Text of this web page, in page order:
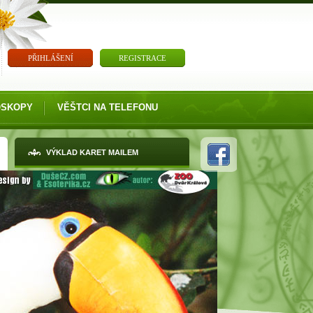
PŘIHLÁŠENÍ REGISTRACE
VĚŠTCI NA TELEFONU
VÝKLAD KARET MAILEM
Zajímáte-li se minulé životy, budoucnost a
věštění, nechte si vyložit karty.
VÝKLAD KARET TAROT